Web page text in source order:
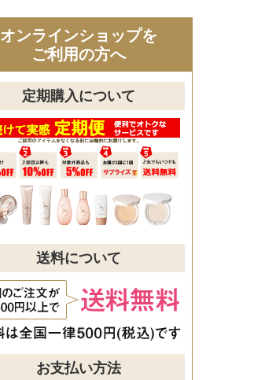
オンラインショップを
ご利用の方へ
定期購入について
送料について
お支払い方法